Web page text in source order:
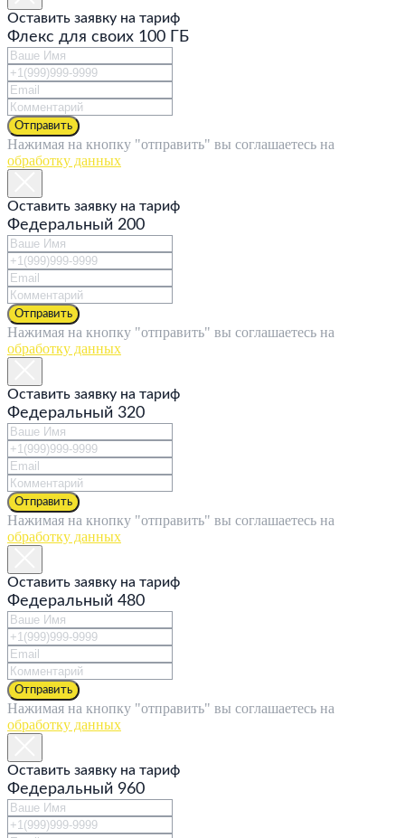
Оставить заявку на тариф
Флекс для своих 100 ГБ
Отправить
Нажимая на кнопку "отправить" вы соглашаетесь на
обработку данных
Оставить заявку на тариф
Федеральный 200
Отправить
Нажимая на кнопку "отправить" вы соглашаетесь на
обработку данных
Оставить заявку на тариф
Федеральный 320
Отправить
Нажимая на кнопку "отправить" вы соглашаетесь на
обработку данных
Оставить заявку на тариф
Федеральный 480
Отправить
Нажимая на кнопку "отправить" вы соглашаетесь на
обработку данных
Оставить заявку на тариф
Федеральный 960